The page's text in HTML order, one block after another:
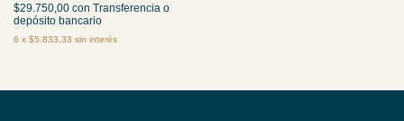
$29.750,00 con Transferencia o
depósito bancario
6 x $5.833,33 sin interés